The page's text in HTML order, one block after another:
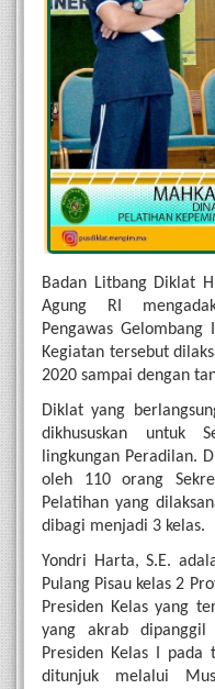
Badan Litbang Diklat
Agung RI
Pengawas
Kegiatan tersebut
2020 sampai dengan
Diklat yang
dikhususkan untuk
lingkungan Peradilan.
oleh 110 orang
Pelatihan yang
dibagi menjadi 3 kelas.
Yondri Harta, S.E.
Pulang Pisau kelas 2
Presiden Kelas yang
yang akrab
Presiden Kelas I pada
ditunjuk melalui